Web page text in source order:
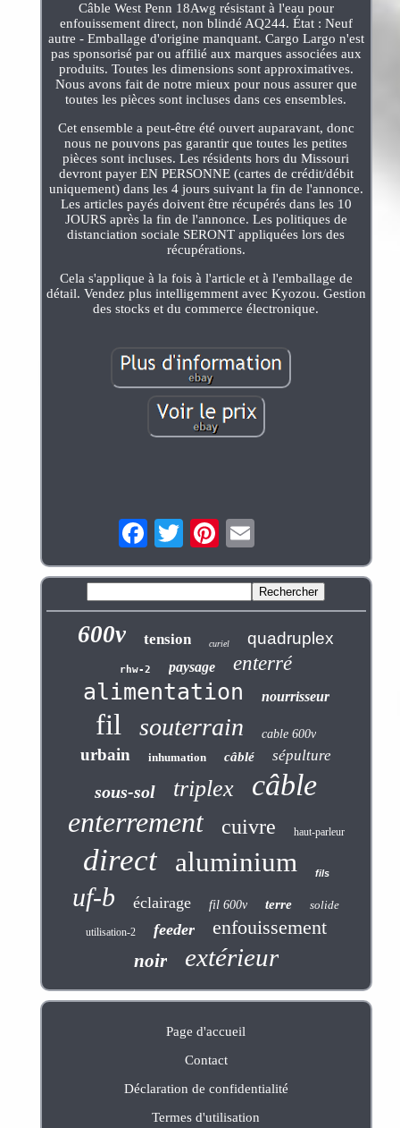
Câble West Penn 18Awg résistant à l'eau pour
enfouissement direct, non blindé AQ244. État : Neuf
autre - Emballage d'origine manquant. Cargo Largo n'est
pas sponsorisé par ou affilié aux marques associées aux
produits. Toutes les dimensions sont approximatives.
Nous avons fait de notre mieux pour nous assurer que
toutes les pièces sont incluses dans ces ensembles.
Cet ensemble a peut-être été ouvert auparavant, donc
nous ne pouvons pas garantir que toutes les petites
pièces sont incluses. Les résidents hors du Missouri
devront payer EN PERSONNE (cartes de crédit/débit
uniquement) dans les 4 jours suivant la fin de l'annonce.
Les articles payés doivent être récupérés dans les 10
JOURS après la fin de l'annonce. Les politiques de
distanciation sociale SERONT appliquées lors des
récupérations.
Cela s'applique à la fois à l'article et à l'emballage de
détail. Vendez plus intelligemment avec Kyozou. Gestion
des stocks et du commerce électronique.
600v tension curiel quadruplex
rhw-2 paysage enterré
alimentation nourrisseur
fil souterrain cable 600v
urbain inhumation câblé sépulture
sous-sol triplex câble
enterrement cuivre haut-parleur
direct aluminium fils
uf-b éclairage fil 600v terre solide
utilisation-2 feeder enfouissement
noir extérieur
Page d'accueil
Contact
Déclaration de confidentialité
Termes d'utilisation